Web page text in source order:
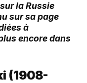
sur la Russie
sur sa page
à
encore dans
(1908-